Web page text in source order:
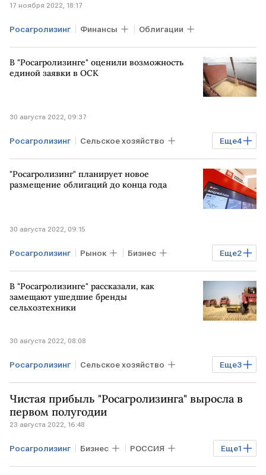
17 ноября 2022, 18:17
Росагролизинг Финансы Облигации
В "Росагролизинге" оценили возможность
единой заявки в ОСК
30 августа 2022, 09:37
Еще4
Росагролизинг Сельское хозяйство
Бизнес Экономика ОСК
экспорт зерна
"Росагролизинг" планирует новое
размещение облигаций до конца года
30 августа 2022, 09:15
Еще2
Росагролизинг Рынок Бизнес
Облигации эмиссия ценных бумаг
В "Росагролизинге" рассказали, как
замещают ушедшие бренды
сельхозтехники
30 августа 2022, 08:08
Еще3
Росагролизинг Сельское хозяйство
Бизнес Экономика
сельхозтехника
Чистая прибыль "Росагролизинга" выросла в
первом полугодии
23 августа 2022, 16:48
Еще1
Росагролизинг Бизнес РОССИЯ
чистая прибыль